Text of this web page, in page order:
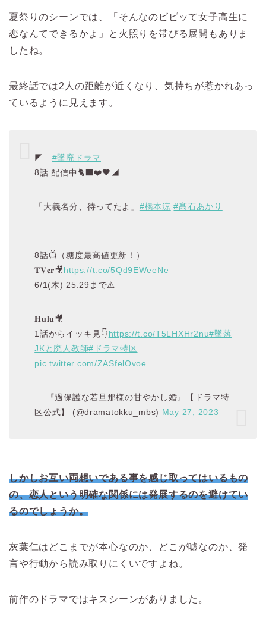
夏祭りのシーンでは、「そんなのビビッて女子高生に
恋なんてできるかよ」と火照りを帯びる展開もありま
したね。
最終話では2人の距離が近くなり、気持ちが惹かれあっ
ているように見えます。
◤ #墜廃ドラマ
8話 配信中🐈‍⬛❤️🖤◢
「大義名分、待ってたよ」 #橋本涼 #髙石あかり
――
8話📺（糖度最高値更新！）
𝐓𝐕𝐞𝐫🎥https://t.co/5Qd9EWeeNe
6/1(木) 25:29まで⚠️
𝐇𝐮𝐥𝐮🎥
1話からイッキ見👇https://t.co/T5LHXHr2nu#墜落
JKと廃人教師#ドラマ特区
pic.twitter.com/ZASfelOvoe
— 『過保護な若旦那様の甘やかし婚』【ドラマ特
区公式】 (@dramatokku_mbs) May 27, 2023
しかしお互い両想いである事を感じ取ってはいるもの
の、恋人という明確な関係には発展するのを避けてい
るのでしょうか。
灰葉仁はどこまでが本心なのか、どこが嘘なのか、発
言や行動から読み取りにくいですよね。
前作のドラマではキスシーンがありました。